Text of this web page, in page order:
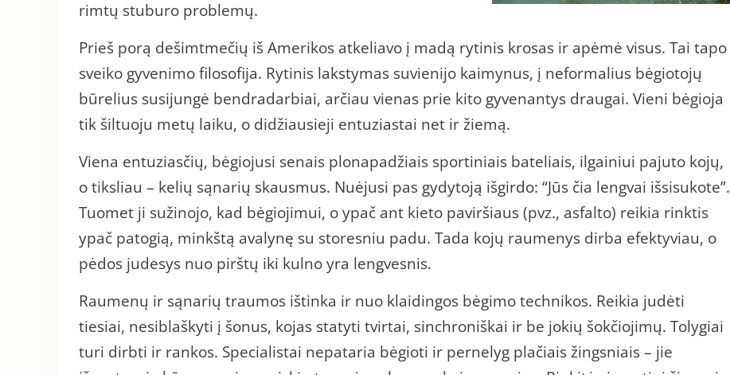
rimtų stuburo problemų.
Prieš porą dešimtmečių iš Amerikos atkeliavo į madą rytinis krosas ir apėmė visus. Tai tapo
sveiko gyvenimo filosofija. Rytinis lakstymas suvienijo kaimynus, į neformalius bėgiotojų
būrelius susijungė bendradarbiai, arčiau vienas prie kito gyvenantys draugai. Vieni bėgioja
tik šiltuoju metų laiku, o didžiausieji entuziastai net ir žiemą.
Viena entuziasčių, bėgiojusi senais plonapadžiais sportiniais bateliais, ilgainiui pajuto kojų,
o tiksliau – kelių sąnarių skausmus. Nuėjusi pas gydytoją išgirdo: “Jūs čia lengvai išsisukote”.
Tuomet ji sužinojo, kad bėgiojimui, o ypač ant kieto paviršiaus (pvz., asfalto) reikia rinktis
ypač patogią, minkštą avalynę su storesniu padu. Tada kojų raumenys dirba efektyviau, o
pėdos judesys nuo pirštų iki kulno yra lengvesnis.
Raumenų ir sąnarių traumos ištinka ir nuo klaidingos bėgimo technikos. Reikia judėti
tiesiai, nesiblaškyti į šonus, kojas statyti tvirtai, sinchroniškai ir be jokių šokčiojimų. Tolygiai
turi dirbti ir rankos. Specialistai nepataria bėgioti ir pernelyg plačiais žingsniais – jie